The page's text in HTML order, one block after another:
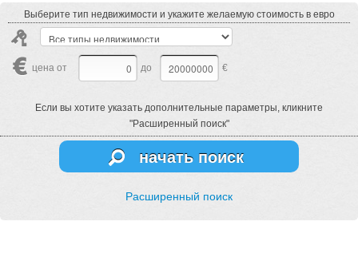
Выберите тип недвижимости и укажите желаемую стоимость в евро
цена от до €
Если вы хотите указать дополнительные параметры, кликните
"Расширенный поиск"
начать поиск
Расширенный поиск